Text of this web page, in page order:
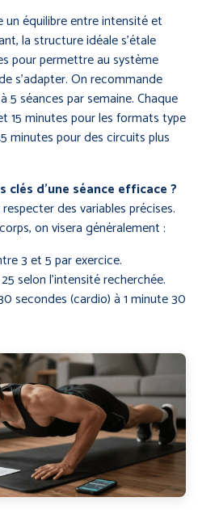
équilibre entre intensité et
la structure idéale s’étale
pour permettre au système
s’adapter. On recommande
5 séances par semaine. Chaque
15 minutes pour les formats type
minutes pour des circuits plus
d’une séance efficace ?
des variables précises.
on visera généralement :
3 et 5 par exercice.
selon l’intensité recherchée.
secondes (cardio) à 1 minute 30